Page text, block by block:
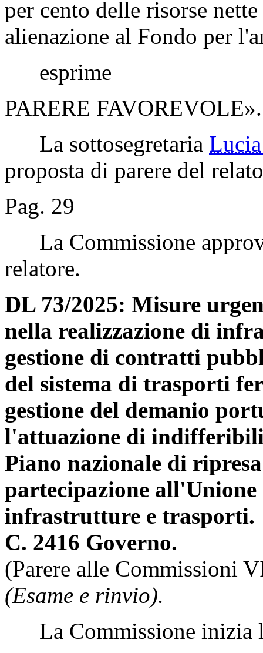
per cento delle risorse
alienazione al Fondo per
esprime
PARERE FAVOREVOLE».
La sottosegretaria
proposta di parere del
Pag. 29
La Commissione
relatore.
DL 73/2025: Misure
nella realizzazione di
gestione di contratti
del sistema di trasporti
gestione del demanio
l'attuazione di indifferibili
Piano nazionale di
partecipazione
infrastrutture e trasporti.
C. 2416 Governo.
(Parere alle Commissioni
(Esame e rinvio).
La Commissione inizia